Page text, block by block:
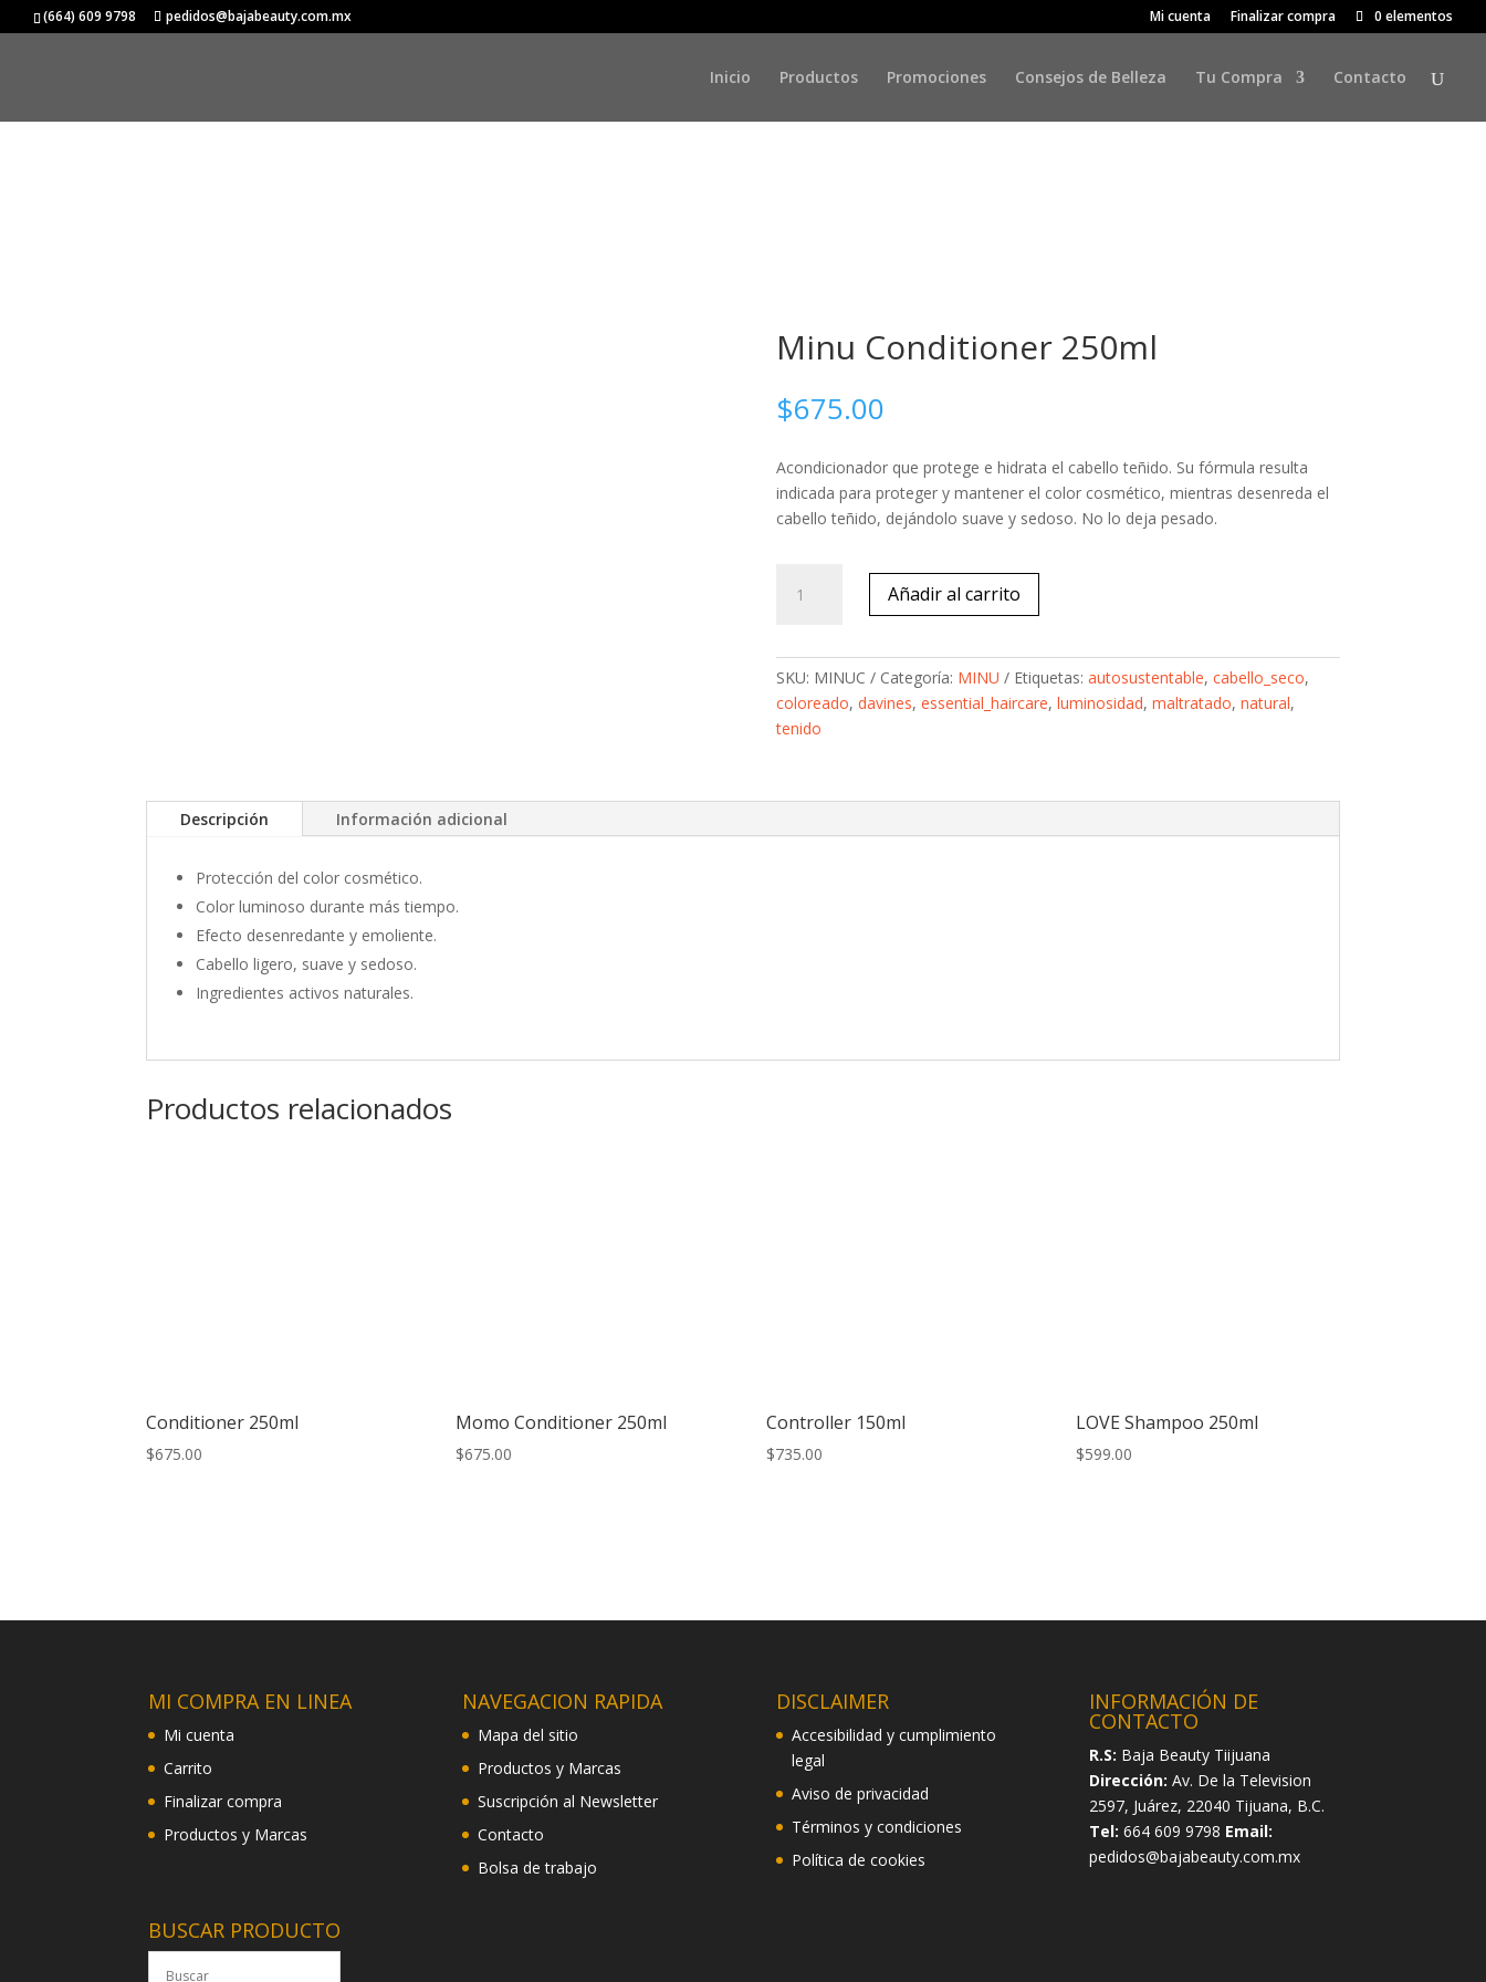
(664) 609 9798 pedidos@bajabeauty.com.mx Mi cuenta Finalizar compra 0 elementos
Inicio Productos Promociones Consejos de Belleza Tu Compra Contacto
Inicio/DAVINES/ESSENTIAL HAIRCARE
Minu Conditioner 250ml
$675.00
Acondicionador que protege e hidrata el cabello teñido. Su fórmula resulta
indicada para proteger y mantener el color cosmético, mientras desenreda el
cabello teñido, dejándolo suave y sedoso. No lo deja pesado.
Conditioner
Añadir al carrito
SKU: MINUC Categoría: MINU Etiquetas: autosustentable, cabello_seco,
coloreado, davines, essential_haircare, luminosidad, maltratado, natural,
tenido
Descripción Información adicional
Protección del color cosmético.
Color luminoso durante más tiempo.
Efecto desenredante y emoliente.
Cabello ligero, suave y sedoso.
Ingredientes activos naturales.
Productos relacionados
Conditioner 250ml
$675.00
Momo Conditioner 250ml
$675.00
Controller 150ml
$735.00
LOVE Shampoo 250ml
$599.00
MI COMPRA EN LINEA
Mi cuenta
Carrito
Finalizar compra
Productos y Marcas
BUSCAR PRODUCTO
NAVEGACION RAPIDA
Mapa del sitio
Productos y Marcas
Suscripción al Newsletter
Contacto
Bolsa de trabajo
DISCLAIMER
Accesibilidad y cumplimiento
legal
Aviso de privacidad
Términos y condiciones
Política de cookies
INFORMACIÓN DE
CONTACTO
R.S: Baja Beauty Tiijuana
Dirección: Av. De la Television
2597, Juárez, 22040 Tijuana, B.C.
Tel: 664 609 9798 Email:
pedidos@bajabeauty.com.mx